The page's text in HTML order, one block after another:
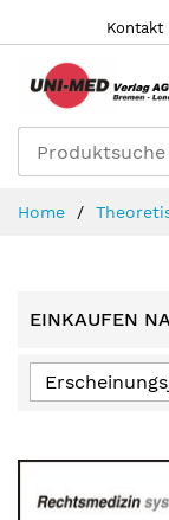
Inhalt
Kontakt
Home
EINKAUFEN